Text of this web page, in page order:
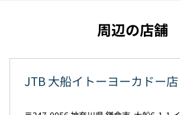
周辺の店舗
JTB 大船イトーヨーカドー店